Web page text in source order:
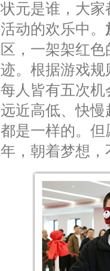
状元是谁，大
活动的欢乐中。
区，一架架红
迹。根据游戏
每人皆有五次
远近高低、快
都是一样的。
年，朝着梦想，